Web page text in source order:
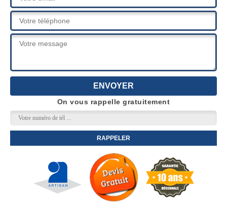
On vous rappelle gratuitement